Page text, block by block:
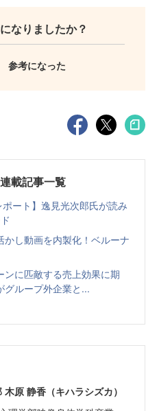
なりましたか？
参考になった
載記事一覧
ポート】逸見光次郎氏が読み
し動画を内製化！ベルーナ
に匹敵する売上効果に期
グループ外企業と...
原 静香（キハラシズカ）